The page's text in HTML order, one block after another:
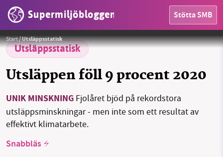
Supermiljöbloggen Stötta SMB
HEM
OM OSS
Start/Utsläppsstatisk
Utsläppsstatisk
Utsläppen föll 9 procent 2020
UNIK MINSKNING Fjolåret bjöd på rekordstora
utsläppsminskningar - men inte som ett resultat av
effektivt klimatarbete.
Snabbläs
Quartzla / Pixabay License